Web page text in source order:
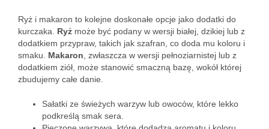
Ryż i makaron to kolejne doskonałe opcje jako dodatki do
kurczaka. Ryż może być podany w wersji białej, dzikiej lub z
dodatkiem przypraw, takich jak szafran, co doda mu koloru i
smaku. Makaron , zwłaszcza w wersji pełnoziarnistej lub z
dodatkiem ziół, może stanowić smaczną bazę, wokół której
zbudujemy całe danie.
Sałatki ze świeżych warzyw lub owoców, które lekko
podkreślą smak sera.